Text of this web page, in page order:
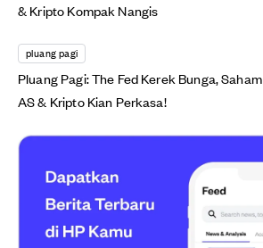
& Kripto Kompak Nangis
pluang pagi
Pluang Pagi: The Fed Kerek Bunga, Saham
AS & Kripto Kian Perkasa!